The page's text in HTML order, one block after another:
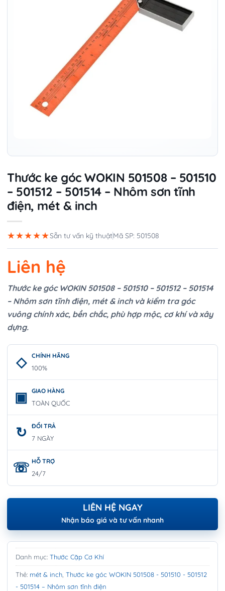
Thước ke góc WOKIN 501508 – 501510
– 501512 – 501514 – Nhôm sơn tĩnh
điện, mét & inch
★★★★★Sẵn tư vấn kỹ thuậtMã SP: 501508
Liên hệ
Thước ke góc WOKIN 501508 – 501510 – 501512 – 501514
– Nhôm sơn tĩnh điện, mét & inch và kiểm tra góc
vuông chính xác, bền chắc, phù hợp mộc, cơ khí và xây
dựng.
CHÍNH HÃNG
100%
GIAO HÀNG
TOÀN QUỐC
ĐỔI TRẢ
7 NGÀY
HỖ TRỢ
24/7
LIÊN HỆ NGAY
Nhận báo giá và tư vấn nhanh
Danh mục: Thước Cặp Cơ Khí
Thẻ: mét & inch Thước ke góc WOKIN 501508 - 501510 - 501512
- 501514 – Nhôm sơn tĩnh điện